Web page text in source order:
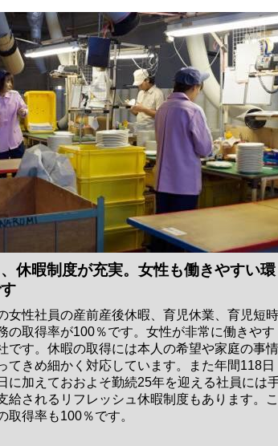
休暇制度が充実。女性も働きやすい環
女性社員の産前産後休暇、育児休業、育児短時
の取得率が100％です。女性が非常に働きやす
です。休暇の取得には本人の希望や家庭の事情
てきめ細かく対応しています。また年間118日
に加えておおよそ勤続25年を迎える社員には
給されるリフレッシュ休暇制度もあります。こ
取得率も100％です。